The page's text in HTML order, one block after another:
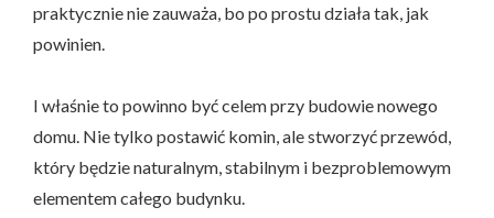
praktycznie nie zauważa, bo po prostu działa tak, jak
powinien.
I właśnie to powinno być celem przy budowie nowego
domu. Nie tylko postawić komin, ale stworzyć przewód,
który będzie naturalnym, stabilnym i bezproblemowym
elementem całego budynku.